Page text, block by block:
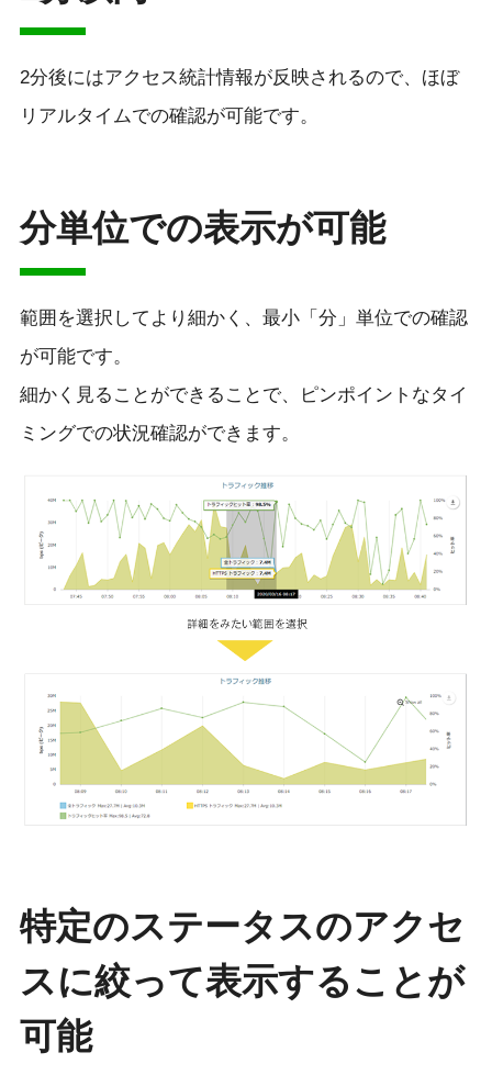
2分後にはアクセス統計情報が反映されるので、ほぼ
リアルタイムでの確認が可能です。
分単位での表示が可能
範囲を選択してより細かく、最小「分」単位での確認
が可能です。
細かく見ることができることで、ピンポイントなタイ
ミングでの状況確認ができます。
特定のステータスのアクセ
スに絞って表示することが
可能